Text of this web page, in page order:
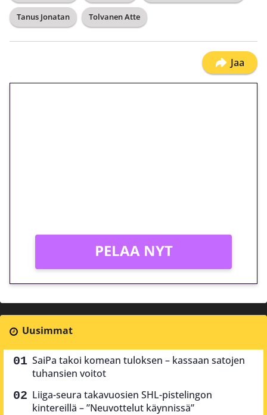
Tanus Jonatan Tolvanen Atte
Jaa
PELAA NYT
Uusimmat
SaiPa takoi komean tuloksen – kassaan satojen
tuhansien voitot
Liiga-seura takavuosien SHL-pistelingon
kintereillä – ”Neuvottelut käynnissä”